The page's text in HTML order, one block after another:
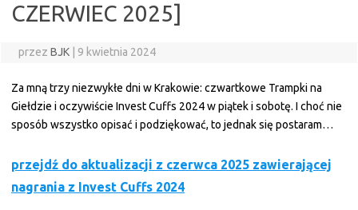
CZERWIEC 2025]
przez BJK 9 kwietnia 2024
Za mną trzy niezwykłe dni w Krakowie: czwartkowe Trampki na
Giełdzie i oczywiście Invest Cuffs 2024 w piątek i sobotę. I choć nie
sposób wszystko opisać i podziękować, to jednak się postaram…
przejdź do aktualizacji z czerwca 2025 zawierającej
nagrania z Invest Cuffs 2024